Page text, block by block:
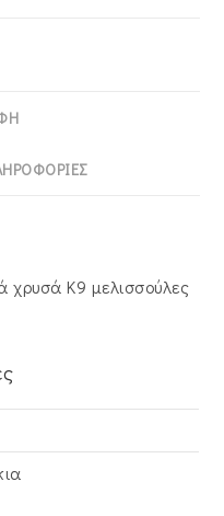
χρυσά Κ9 μελισσούλες